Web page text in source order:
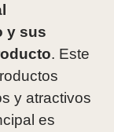
y sus
. Este
y atractivos
es